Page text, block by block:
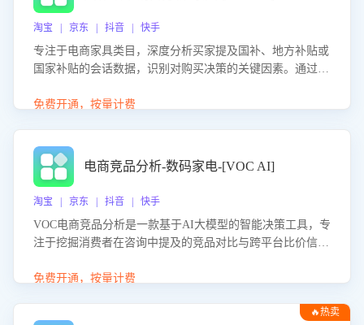
淘宝 | 京东 | 抖音 | 快手
专注于电商家具类目，深度分析买家提及国补、地方补贴或
国家补贴的会话数据，识别对购买决策的关键因素。通过AI
化策略，助力商家利用国补政策提升GMV。
免费开通，按量计费
电商竞品分析-数码家电-[VOC AI]
淘宝 | 京东 | 抖音 | 快手
VOC电商竞品分析是一款基于AI大模型的智能决策工具，专
注于挖掘消费者在咨询中提及的竞品对比与跨平台比价信
商品信息，进行多维度交叉对比，并分析消费者的比价行
企业优化营销话术、突出产品与服务优势，有效提升咨询转
免费开通，按量计费
🔥热卖